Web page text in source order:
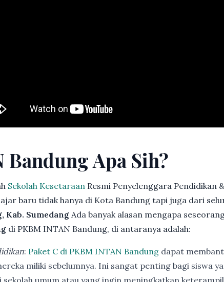
Bandung Apa Sih?
Sekolah Kesetaraan Resmi Penyelenggara Pendidikan
baru tidak hanya di Kota Bandung tapi juga dari
Kab. Sumedang Ada banyak alasan mengapa
di PKBM INTAN Bandung, di antaranya adalah:
: Paket C di PKBM INTAN Bandung dapat
miliki sebelumnya. Ini sangat penting bagi siswa
umum atau yang ingin meningkatkan